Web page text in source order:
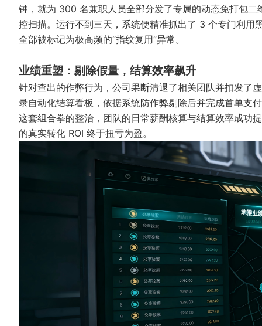
钟，就为 300 名兼职人员全部分发了专属的动态免打包
控扫描。运行不到三天，系统便精准抓出了 3 个专门利用
全部被标记为极高频的“指纹复用”异常。
业绩重塑：剔除假量，结算效率飙升
针对查出的作弊行为，公司果断清退了相关团队并扣发了
录自动化结算看板，依据系统防作弊剔除后并完成首单支
这套组合拳的整治，团队的日常薪酬核算与结算效率成功
的真实转化 ROI 终于扭亏为盈。